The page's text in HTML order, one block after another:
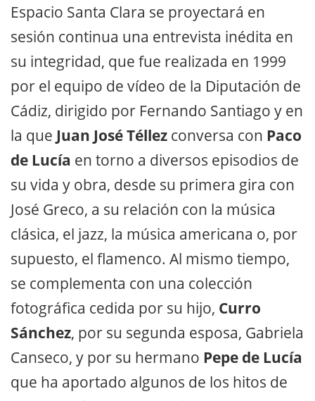
Espacio Santa Clara se proyectará en
sesión continua una entrevista inédita en
su integridad, que fue realizada en 1999
por el equipo de vídeo de la Diputación de
Cádiz, dirigido por Fernando Santiago y en
la que Juan José Téllez conversa con Paco
de Lucía en torno a diversos episodios de
su vida y obra, desde su primera gira con
José Greco, a su relación con la música
clásica, el jazz, la música americana o, por
supuesto, el flamenco. Al mismo tiempo,
se complementa con una colección
fotográfica cedida por su hijo, Curro
Sánchez, por su segunda esposa, Gabriela
Canseco, y por su hermano Pepe de Lucía
que ha aportado algunos de los hitos de